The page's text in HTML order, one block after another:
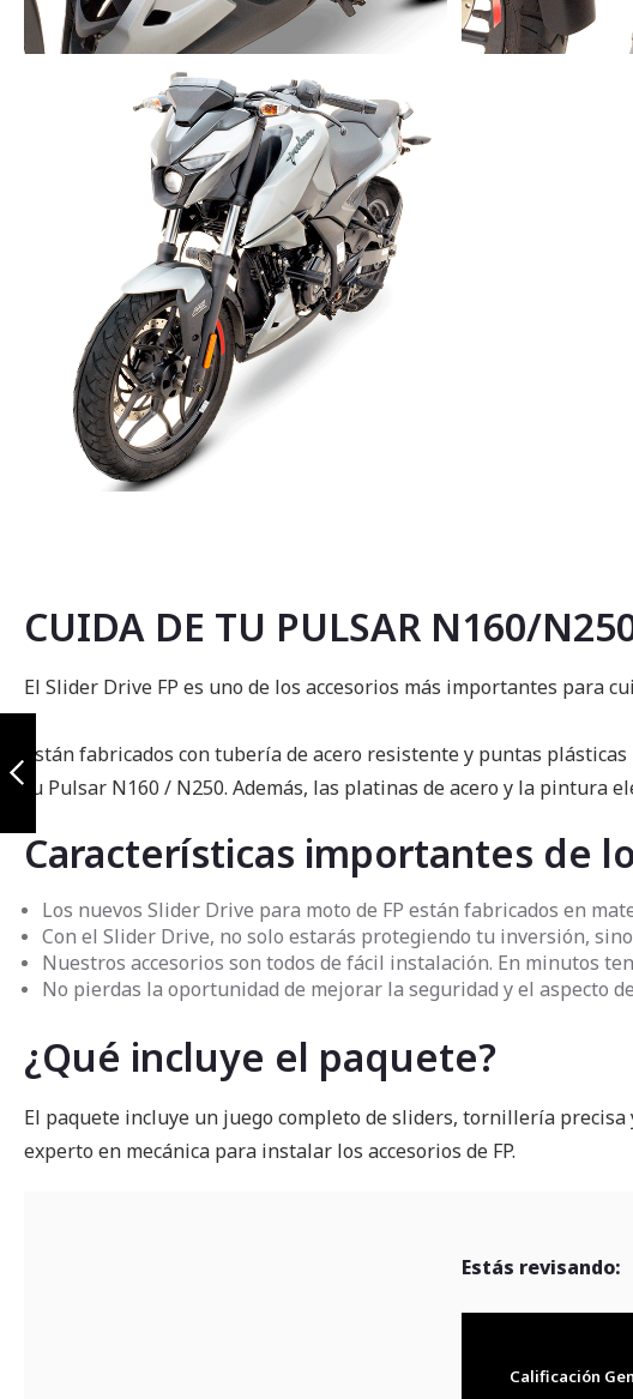
la
galería
imágenes
akt tt ds 200 / 200
rally
CUIDA DE TU PULSAR N160/
El Slider Drive FP es uno de los accesorios más importantes para
Están fabricados con tubería de acero resistente y puntas
tu Pulsar N160 / N250. Además, las platinas de acero y la
Características importantes de
Los nuevos Slider Drive para moto de FP están fabricados en
Con el Slider Drive, no solo estarás protegiendo tu inversión,
Nuestros accesorios son todos de fácil instalación. En minutos
No pierdas la oportunidad de mejorar la seguridad y el aspecto
¿Qué incluye el paquete?
El paquete incluye un juego completo de sliders, tornillería
experto en mecánica para instalar los accesorios de FP.
Estás revisando:
Calificación